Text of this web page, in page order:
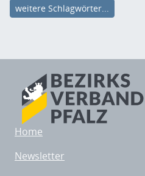
weitere Schlagwörter...
Home
Newsletter